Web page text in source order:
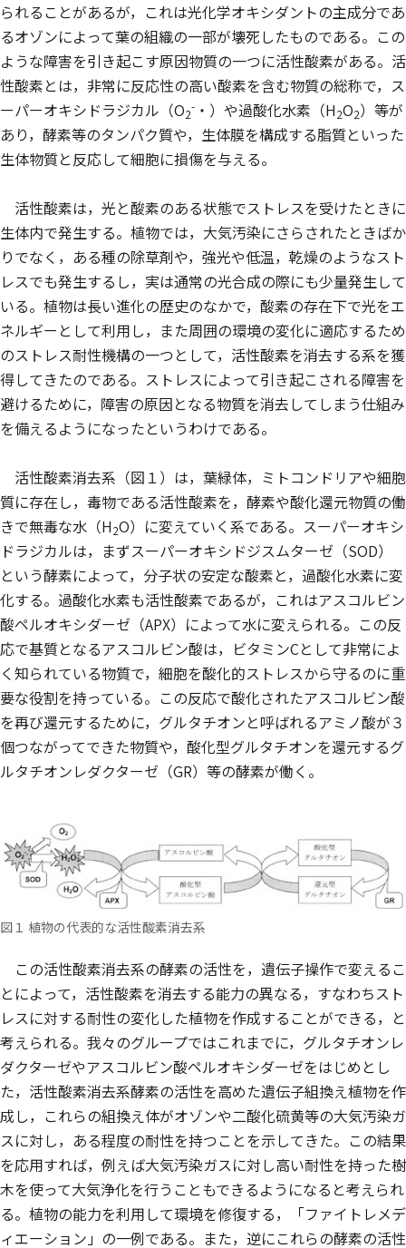
られることがあるが，これは光化学オキシダントの主成分であ
るオゾンによって葉の組織の一部が壊死したものである。この
ような障害を引き起こす原因物質の一つに活性酸素がある。活
性酸素とは，非常に反応性の高い酸素を含む物質の総称で，ス
ーパーオキシドラジカル（O2
- ・）や過酸化水素（H2O2）等が
あり，酵素等のタンパク質や，生体膜を構成する脂質といった
生体物質と反応して細胞に損傷を与える。
活性酸素は，光と酸素のある状態でストレスを受けたときに
生体内で発生する。植物では，大気汚染にさらされたときばか
りでなく，ある種の除草剤や，強光や低温，乾燥のようなスト
レスでも発生するし，実は通常の光合成の際にも少量発生して
いる。植物は長い進化の歴史のなかで，酸素の存在下で光をエ
ネルギーとして利用し，また周囲の環境の変化に適応するため
のストレス耐性機構の一つとして，活性酸素を消去する系を獲
得してきたのである。ストレスによって引き起こされる障害を
避けるために，障害の原因となる物質を消去してしまう仕組み
を備えるようになったというわけである。
活性酸素消去系（図１）は，葉緑体，ミトコンドリアや細胞
質に存在し，毒物である活性酸素を，酵素や酸化還元物質の働
きで無毒な水（H2O）に変えていく系である。スーパーオキシ
ドラジカルは，まずスーパーオキシドジスムターゼ（SOD）
という酵素によって，分子状の安定な酸素と，過酸化水素に変
化する。過酸化水素も活性酸素であるが，これはアスコルビン
酸ペルオキシダーゼ（APX）によって水に変えられる。この反
応で基質となるアスコルビン酸は，ビタミンCとして非常によ
く知られている物質で，細胞を酸化的ストレスから守るのに重
要な役割を持っている。この反応で酸化されたアスコルビン酸
を再び還元するために，グルタチオンと呼ばれるアミノ酸が３
個つながってできた物質や，酸化型グルタチオンを還元するグ
ルタチオンレダクターゼ（GR）等の酵素が働く。
図１ 植物の代表的な活性酸素消去系
この活性酸素消去系の酵素の活性を，遺伝子操作で変えるこ
とによって，活性酸素を消去する能力の異なる，すなわちスト
レスに対する耐性の変化した植物を作成することができる，と
考えられる。我々のグループではこれまでに，グルタチオンレ
ダクターゼやアスコルビン酸ペルオキシダーゼをはじめとし
た，活性酸素消去系酵素の活性を高めた遺伝子組換え植物を作
成し，これらの組換え体がオゾンや二酸化硫黄等の大気汚染ガ
スに対し，ある程度の耐性を持つことを示してきた。この結果
を応用すれば，例えば大気汚染ガスに対し高い耐性を持った樹
木を使って大気浄化を行うこともできるようになると考えられ
る。植物の能力を利用して環境を修復する，「ファイトレメデ
ィエーション」の一例である。また，逆にこれらの酵素の活性